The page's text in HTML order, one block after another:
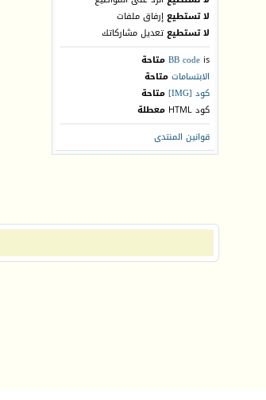
لا تستطيعإرفاق ملفات
لا تستطيعتعديل مشاركاتك
BB code is
متاحة
الابتساماتمتاحة
كود [IMG]
متاحة
كود HTML
معطلة
قوانين المنتدى